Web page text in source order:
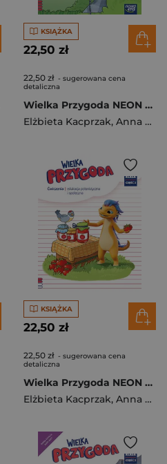
,Ogrodowczyk
KSIĄŻKA
22,50 zł
22,50 zł - sugerowana cena
detaliczna
Wielka Przygoda NEON klasa 3 część 4 zeszyt ćwiczeń zintegrowanych EDYCJA 2025
Elżbieta Kacprzak, Anna Ładzińska
,Ogrodowczyk
KSIĄŻKA
22,50 zł
22,50 zł - sugerowana cena
detaliczna
Wielka Przygoda NEON klasa 3 część 2 zeszyt ćwiczeń zintegrowanych EDYCJA 2025
Elżbieta Kacprzak, Anna Ładzińska